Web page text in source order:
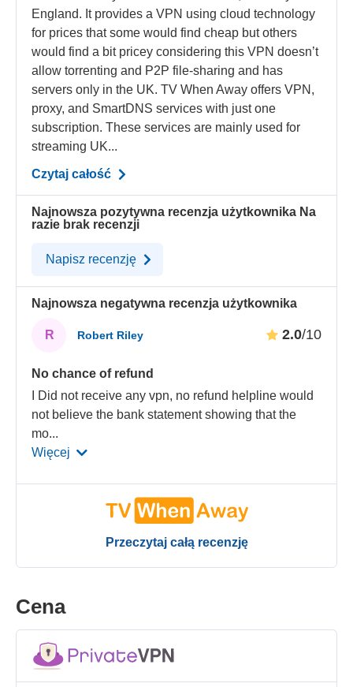
England. It provides a VPN using cloud technology
for prices that some would find cheap but others
would find a bit pricey considering this VPN doesn’t
allow torrenting and P2P file-sharing and has
servers only in the UK. TV When Away offers VPN,
proxy, and SmartDNS services with just one
subscription. These services are mainly used for
streaming UK...
Czytaj całość
Najnowsza pozytywna recenzja użytkownika Na
razie brak recenzji
Napisz recenzję
Najnowsza negatywna recenzja użytkownika
R Robert Riley 2.0/10
No chance of refund
I Did not receive any vpn, no refund helpline would
not believe the bank statement showing that the
mo...
Więcej
Przeczytaj całą recenzję
Cena